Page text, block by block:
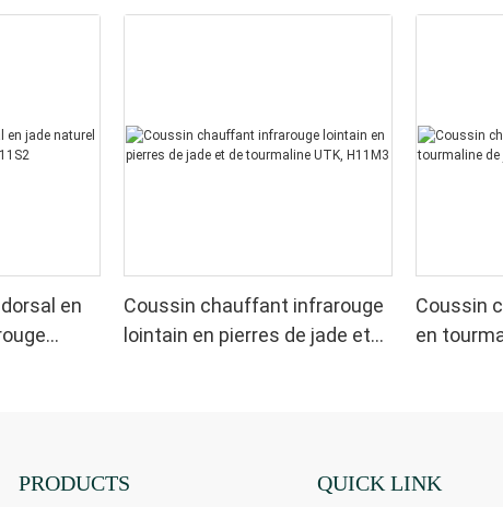
en
Coussin chauffant infrarouge
lointain en pierres de jade et
Coussin
en
PRODUCTS QUICK LINK